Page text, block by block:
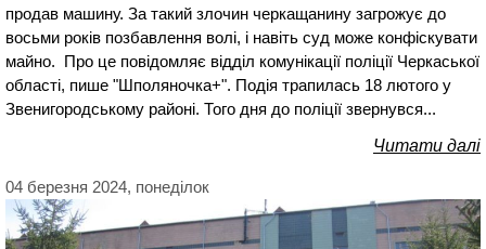
продав машину. За такий злочин черкащанину загрожує до
восьми років позбавлення волі, і навіть суд може конфіскувати
майно. Про це повідомляє відділ комунікації поліції Черкаської
області, пише "Шполяночка+". Подія трапилась 18 лютого у
Звенигородському районі. Того дня до поліції звернувся...
Читати далі
04 березня 2024, понеділок